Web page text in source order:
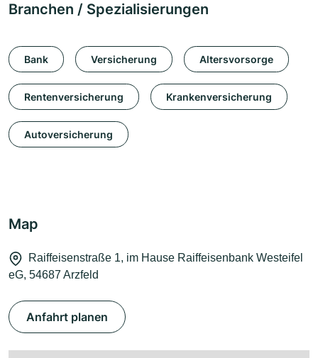
Branchen / Spezialisierungen
Bank Versicherung Altersvorsorge
Rentenversicherung Krankenversicherung
Autoversicherung
Map
Raiffeisenstraße 1, im Hause Raiffeisenbank Westeifel
eG, 54687 Arzfeld
Anfahrt planen